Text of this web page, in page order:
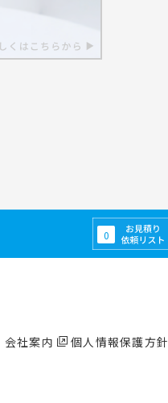
0
会社案内 個人情報保護方針